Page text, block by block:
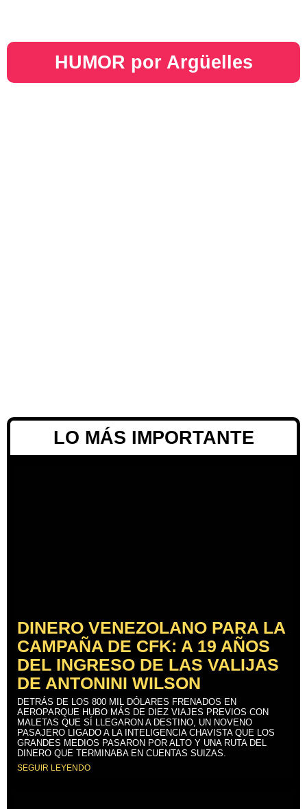
HUMOR por Argüelles​
LO MÁS IMPORTANTE
DINERO VENEZOLANO PARA LA
CAMPAÑA DE CFK: A 19 AÑOS
DEL INGRESO DE LAS VALIJAS
DE ANTONINI WILSON
DETRÁS DE LOS 800 MIL DÓLARES FRENADOS EN
AEROPARQUE HUBO MÁS DE DIEZ VIAJES PREVIOS CON
MALETAS QUE SÍ LLEGARON A DESTINO, UN NOVENO
PASAJERO LIGADO A LA INTELIGENCIA CHAVISTA QUE LOS
GRANDES MEDIOS PASARON POR ALTO Y UNA RUTA DEL
DINERO QUE TERMINABA EN CUENTAS SUIZAS.
SEGUIR LEYENDO